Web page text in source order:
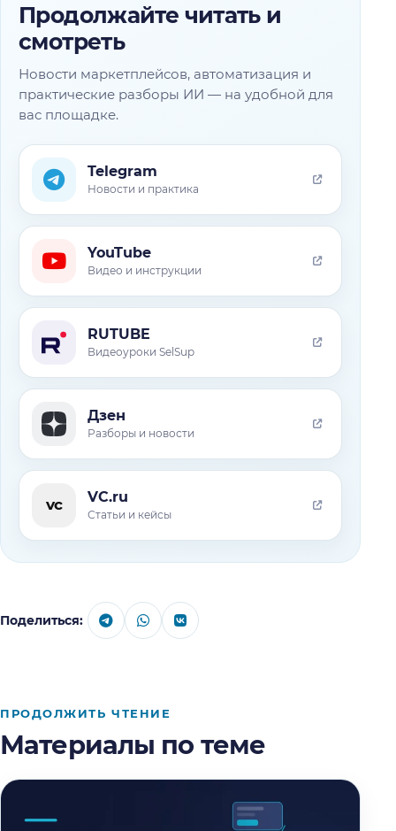
Продолжайте читать и
смотреть
Новости маркетплейсов, автоматизация и
практические разборы ИИ — на удобной для
вас площадке.
Telegram
Новости и практика
YouTube
Видео и инструкции
RUTUBE
Видеоуроки SelSup
Дзен
Разборы и новости
vc VC.ru
Статьи и кейсы
Поделиться:
ПРОДОЛЖИТЬ ЧТЕНИЕ
Материалы по теме